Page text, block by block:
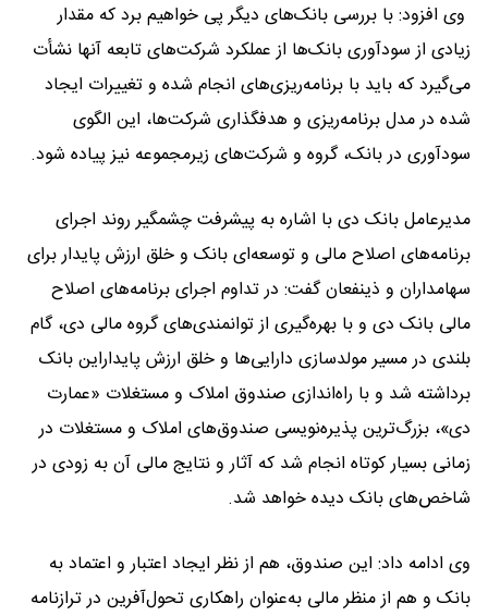
وی افزود: با بررسی بانک‌های دیگر پی خواهیم برد که مقدار
زیادی از سودآوری بانک‌ها از عملکرد شرکت‌های تابعه آنها نشأت
می‌گیرد که باید با برنامه‌ریزی‌های انجام شده و تغییرات ایجاد
شده در مدل برنامه‌ریزی و هدفگذاری شرکت‌ها، این الگوی
سودآوری در بانک، گروه و شرکت‌های زیرمجموعه نیز پیاده شود.
مدیرعامل بانک دی با اشاره به پیشرفت چشمگیر روند اجرای
برنامه‌های اصلاح مالی و توسعه‌ای بانک و خلق ارزش پایدار برای
سهامداران و ذینفعان گفت: در تداوم اجرای برنامه‌های اصلاح
مالی بانک دی و با بهره‌گیری از توانمندی‌های گروه مالی دی، گام
بلندی در مسیر مولدسازی دارایی‌ها و خلق ارزش پایداراین بانک
برداشته شد و با راه‌اندازی صندوق املاک و مستغلات «عمارت
دی»، بزرگ‌ترین پذیره‌نویسی صندوق‌های املاک و مستغلات در
زمانی بسیار کوتاه انجام شد که آثار و نتایج مالی آن به زودی در
شاخص‌های بانک دیده خواهد شد.
وی ادامه داد: این صندوق، هم از نظر ایجاد اعتبار و اعتماد به
بانک و هم از منظر مالی به‌عنوان راهکاری تحول‌آفرین در ترازنامه